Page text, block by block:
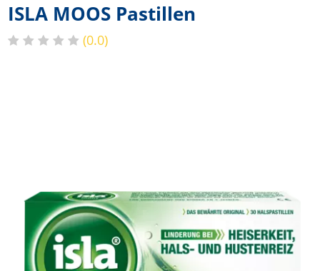
ISLA MOOS Pastillen
(0.0)